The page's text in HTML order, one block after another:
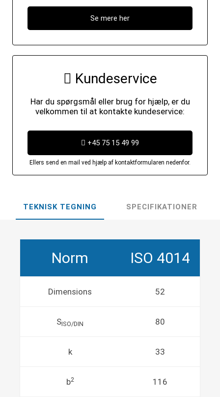
Se mere her
Kundeservice
Har du spørgsmål eller brug for hjælp, er du
velkommen til at kontakte kundeservice:
+45 75 15 49 99
Ellers send en mail ved hjælp af kontaktformularen nedenfor.
TEKNISK TEGNING SPECIFIKATIONER
Norm ISO 4014
Dimensions 52
SISO/DIN 80
k 33
b2 116